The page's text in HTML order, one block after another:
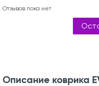
Отзывов пока нет
Описание коврика